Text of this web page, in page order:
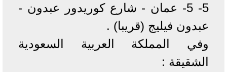
5- 5- عمان - شارع كوريدور عبدون -
عبدون فيليج (قريبا) .
وفي المملكة العربية السعودية
الشقيقة :